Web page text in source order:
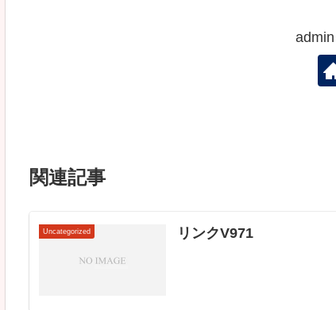
関連記事
Uncategorized リンクV971